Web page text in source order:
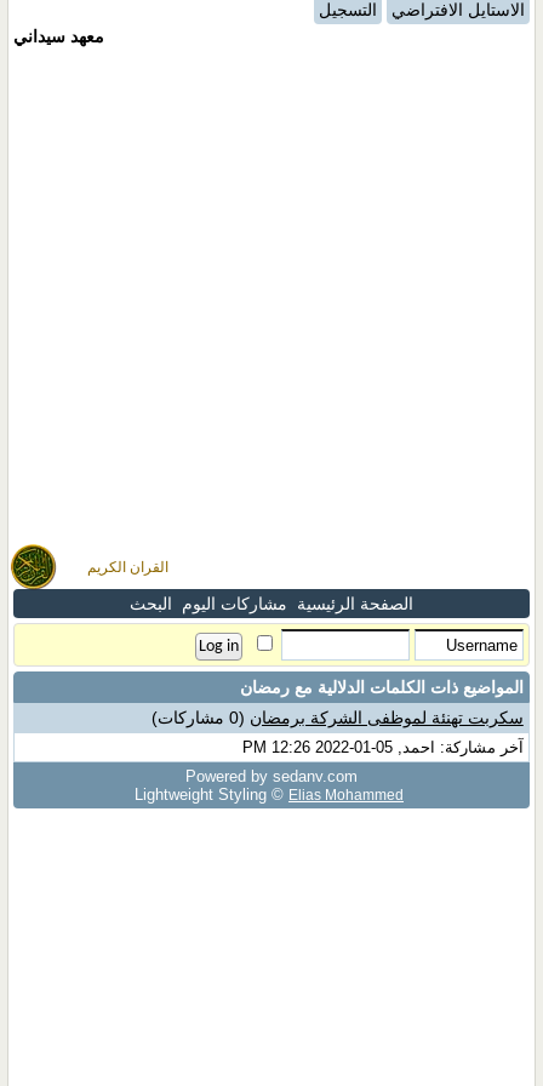
القران الكريم
الاستايل الافتراضي
التسجيل
معهد سيداني
الصفحة الرئيسية مشاركات اليوم البحث
المواضيع ذات الكلمات الدلالية معرمضان
سكربت تهنئة لموظفى الشركة برمضان (0 مشاركات)
آخر مشاركة: احمد, 05-01-2022 12:26 PM
Powered by sedany.com
Lightweight Styling © Elias Mohammed